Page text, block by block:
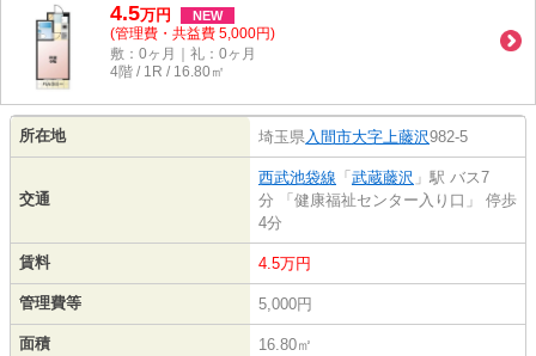
4.5万円 NEW
(管理費・共益費 5,000円)
敷：0ヶ月｜礼：0ヶ月
4階 / 1R / 16.80㎡
所在地 埼玉県入間市大字上藤沢982-5
交通
西武池袋線 「 武蔵藤沢 」駅 バス7
分 「健康福祉センター入り口」 停歩
4分
賃料 4.5万円
管理費等 5,000円
面積 16.80㎡